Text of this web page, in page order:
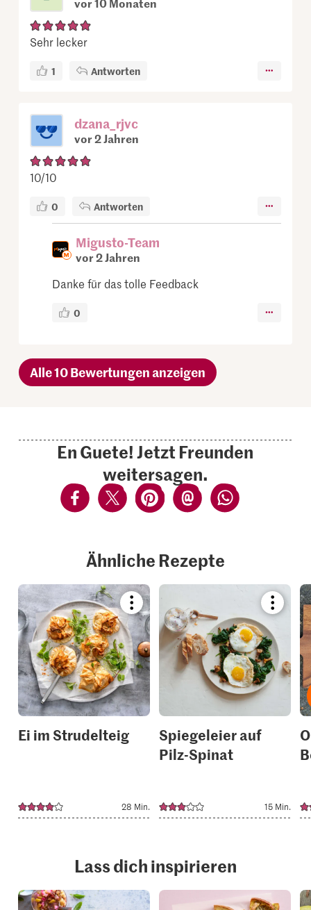
Sehr lecker
1 Antworten
dzana_rjvc
vor 2 Jahren
10/10
0 Antworten
Migusto-Team
vor 2 Jahren
Danke für das tolle Feedback
0
Alle 10 Bewertungen anzeigen
En Guete! Jetzt Freunden
weitersagen.
Ähnliche Rezepte
Bookmark
recipe
or
add
it
to
your
collections.
Ei im Strudelteig
28 Min.
recipe
add
it
to
your
Spiegeleier auf
Pilz-Spinat
15 Min.
Lass dich inspirieren